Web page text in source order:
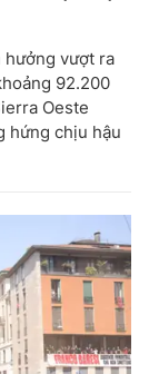
hưởng vượt ra
92.200
Oeste
hứng chịu hậu